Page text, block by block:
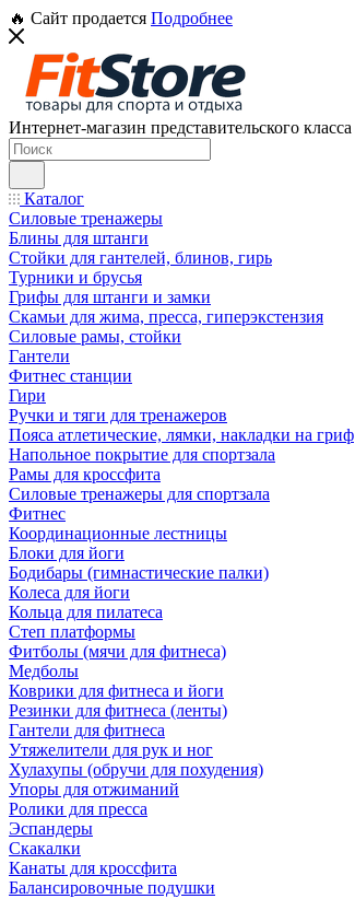
🔥 Сайт продается Подробнее
Интернет-магазин представительского класса
Каталог
Силовые тренажеры
Блины для штанги
Стойки для гантелей, блинов, гирь
Турники и брусья
Грифы для штанги и замки
Скамьи для жима, пресса, гиперэкстензия
Силовые рамы, стойки
Гантели
Фитнес станции
Гири
Ручки и тяги для тренажеров
Пояса атлетические, лямки, накладки на гриф
Напольное покрытие для спортзала
Рамы для кроссфита
Силовые тренажеры для спортзала
Фитнес
Координационные лестницы
Блоки для йоги
Бодибары (гимнастические палки)
Колеса для йоги
Кольца для пилатеса
Степ платформы
Фитболы (мячи для фитнеса)
Медболы
Коврики для фитнеса и йоги
Резинки для фитнеса (ленты)
Гантели для фитнеса
Утяжелители для рук и ног
Хулахупы (обручи для похудения)
Упоры для отжиманий
Ролики для пресса
Эспандеры
Скакалки
Канаты для кроссфита
Балансировочные подушки